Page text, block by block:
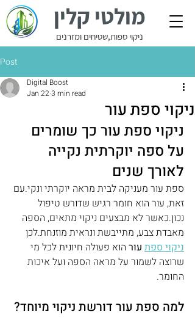
מולטי קלין
ניקוי ספות,שטיחים ומזרנים
Post
ניקוי ספת עור
Digital Boost
Jan 22 3 min read
ניקוי ספת עור כך שומרים
על ספה יוקרתית נקייה
לאורך שנים
ספת עור מעניקה לבית מראה יוקרתי ונקי.עם
זאת, עור הוא חומר רגיש שדורש טיפול
נכון.כאשר לא מבצעים ניקוי מתאים, הספה
מאבדת צבע, מתייבשת ונראית מוזנחת.לכן
ניקוי ספת עור הוא פעולה חיונית לכל מי
שרוצה לשמור על מראה הספה ועל איכות
החומר.
למה ספת עור דורשת ניקוי מיוחד?